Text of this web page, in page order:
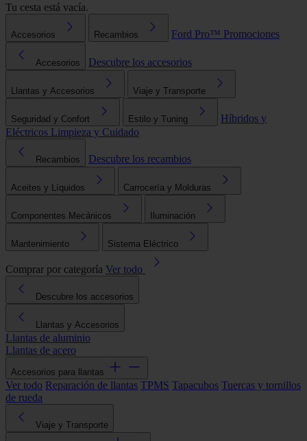
Tu cesta está vacía.
Accesorios Recambios Ford Pro™ Promociones
Accesorios Descubre los accesorios
Llantas y Accesorios Viaje y Transporte
Seguridad y Confort Estilo y Tuning
Híbridos y
Eléctricos Limpieza y Cuidado
Recambios Descubre los recambios
Aceites y Líquidos Carrocería y Molduras
Componentes Mecánicos Iluminación
Mantenimiento Sistema Eléctrico
Comprar por categoría Ver todo
Descubre los accesorios
Llantas y Accesorios
Llantas de aluminio
Llantas de acero
Accesorios para llantas
Ver todo Reparación de llantas TPMS Tapacubos Tuercas y tornillos
de rueda
Viaje y Transporte